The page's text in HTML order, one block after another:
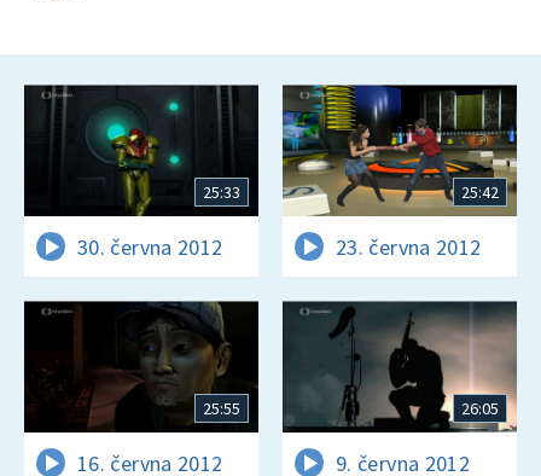
25:33
30. června 2012
25:42
23. června 2012
25:55
16. června 2012
26:05
9. června 2012